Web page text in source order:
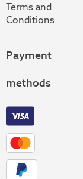
Terms and
Conditions
Payment
methods